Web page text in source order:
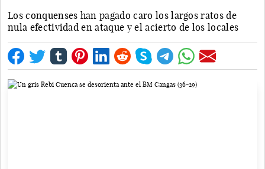
Los conquenses han pagado caro los largos ratos de
nula efectividad en ataque y el acierto de los locales